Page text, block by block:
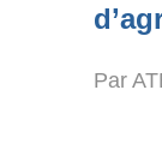
Par